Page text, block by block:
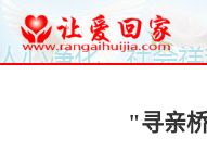
"寻亲